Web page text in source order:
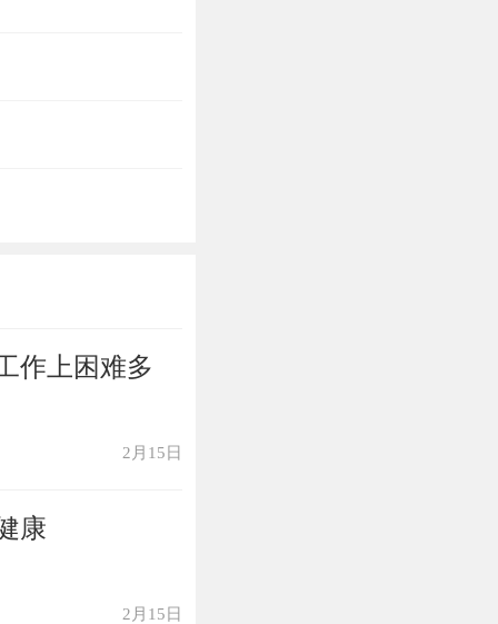
作上困难多
2月15日
康
2月15日